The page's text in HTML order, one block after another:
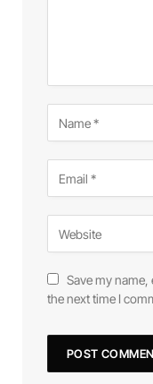
Save my
the next time I